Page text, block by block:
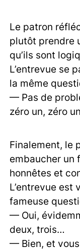
Le patron
plutôt prendre
qu’ils sont
L’entrevue se
la même
— Pas de
zéro un, zéro
Finalement, le
embaucher un
honnêtes et
L’entrevue est
fameuse
— Oui,
deux, trois…
— Bien, et